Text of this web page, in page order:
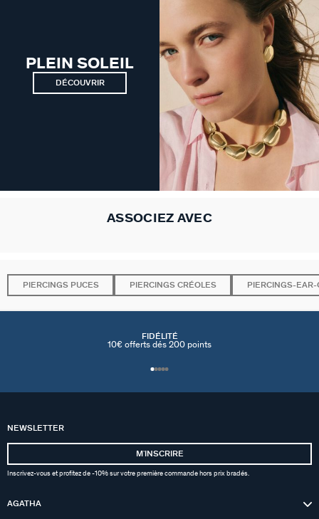
PLEIN SOLEIL
DÉCOUVRIR
ASSOCIEZ AVEC
PIERCINGS PUCES PIERCINGS CRÉOLES PIERCINGS-EAR-
FIDÉLITÉ
10€ offerts dés 200 points
NEWSLETTER
MʼINSCRIRE
Inscrivez-vous et profitez de -10% sur votre première commande hors prix bradés.
AGATHA